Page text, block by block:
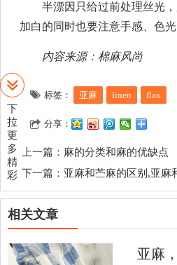
半漂因只给过前处理丝光
加白的同时也要注意手感、色光
内容来源：棉麻风尚
标签： 亚麻 linen flax
分享：
上一篇： 麻的分类和麻的优缺点
下一篇： 亚麻和苎麻的区别,亚麻
下
拉
更
多
精
彩
相关文章